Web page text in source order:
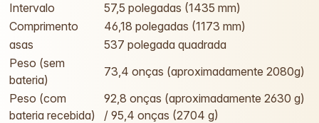
Intervalo
57,5 polegadas (1435 mm)
Comprimento
46,18 polegadas (1173 mm)
asas
537 polegada quadrada
Peso (sem
bateria)
73,4 onças (aproximadamente 2080g)
Peso (com
bateria recebida)
92,8 onças (aproximadamente 2630 g)
/ 95,4 onças (2704 g)